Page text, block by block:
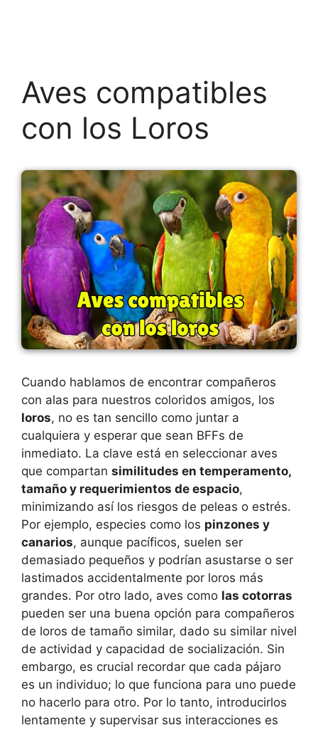
Aves compatibles
con los Loros
Cuando hablamos de encontrar compañeros
con alas para nuestros coloridos amigos, los
loros, no es tan sencillo como juntar a
cualquiera y esperar que sean BFFs de
inmediato. La clave está en seleccionar aves
que compartan similitudes en temperamento,
tamaño y requerimientos de espacio,
minimizando así los riesgos de peleas o estrés.
Por ejemplo, especies como los pinzones y
canarios, aunque pacíficos, suelen ser
demasiado pequeños y podrían asustarse o ser
lastimados accidentalmente por loros más
grandes. Por otro lado, aves como las cotorras
pueden ser una buena opción para compañeros
de loros de tamaño similar, dado su similar nivel
de actividad y capacidad de socialización. Sin
embargo, es crucial recordar que cada pájaro
es un individuo; lo que funciona para uno puede
no hacerlo para otro. Por lo tanto, introducirlos
lentamente y supervisar sus interacciones es